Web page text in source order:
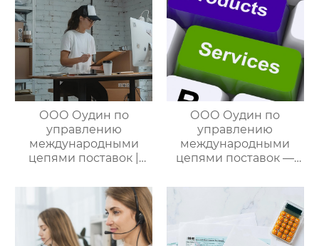
ООО Оудин по
управлению
международными
цепями поставок |
услуги
посреднических
закупок Китай-Россия:
комплексное
ООО Оудин по
управлению
международными
цепями поставок —
мире китайско-
российских закупок